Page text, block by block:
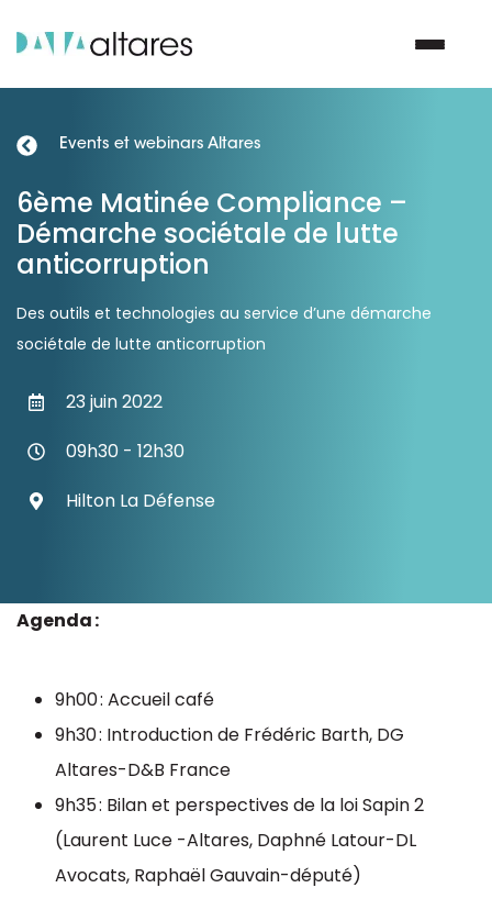
Vos enjeux
Notre groupe
Events et webinars Altares
6ème Matinée Compliance –
Démarche sociétale de lutte
anticorruption
Des outils et technologies au service d’une démarche
sociétale de lutte anticorruption
23 juin 2022
09h30 - 12h30
Hilton La Défense
Agenda :
9h00 : Accueil café
9h30 : Introduction de Frédéric Barth, DG
Altares-D&B France
9h35 : Bilan et perspectives de la loi Sapin 2
(Laurent Luce -Altares, Daphné Latour-DL
Avocats, Raphaël Gauvain-député)